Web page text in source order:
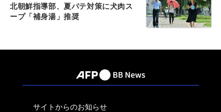
北朝鮮指導部、夏バテ対策に犬肉ス
ープ「補身湯」推奨
サイトからのお知らせ